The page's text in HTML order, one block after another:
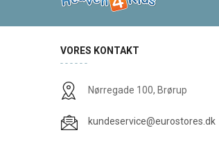
VORES KONTAKT
Nørregade 100, Brørup
kundeservice@eurostores.dk